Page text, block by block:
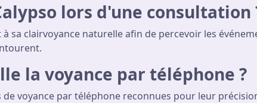
lors d'une consultation
sa clairvoyance naturelle afin de percevoir les
la voyance par téléphone ?
voyance par téléphone reconnues pour leur